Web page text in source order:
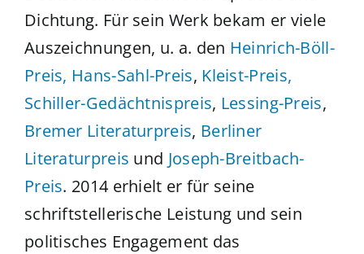
Dichtung. Für sein Werk bekam er viele
Auszeichnungen, u. a. den Heinrich-Böll-
Preis, Hans-Sahl-Preis, Kleist-Preis,
Schiller-Gedächtnispreis, Lessing-Preis,
Bremer Literaturpreis, Berliner
Literaturpreis und Joseph-Breitbach-
Preis. 2014 erhielt er für seine
schriftstellerische Leistung und sein
politisches Engagement das